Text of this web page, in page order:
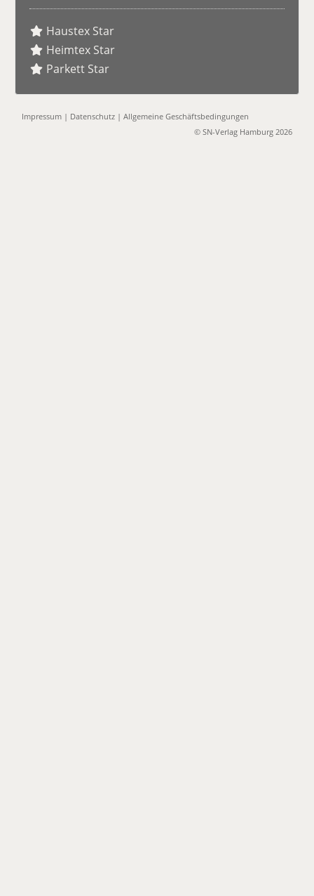
Haustex Star
Heimtex Star
Parkett Star
Impressum | Datenschutz |Allgemeine Geschäftsbedingungen
© SN-Verlag Hamburg 2026